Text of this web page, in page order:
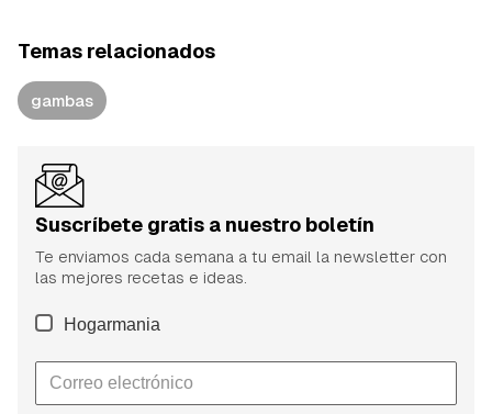
Temas relacionados
gambas
Suscríbete gratis a nuestro boletín
Te enviamos cada semana a tu email la newsletter con
las mejores recetas e ideas.
Hogarmania